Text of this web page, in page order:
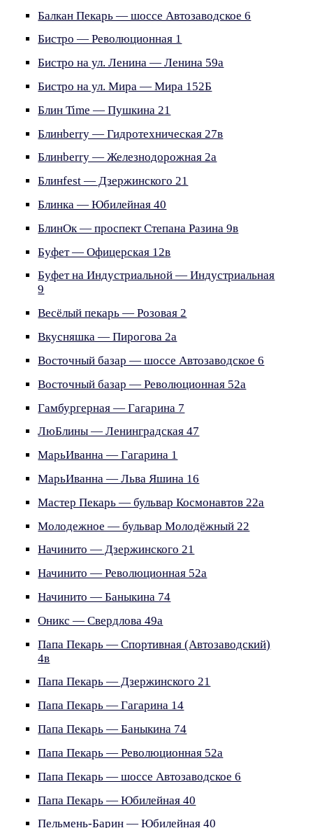
Балкан Пекарь — шоссе Автозаводское 6
Бистро — Революционная 1
Бистро на ул. Ленина — Ленина 59а
Бистро на ул. Мира — Мира 152Б
Блин Time — Пушкина 21
Блинberry — Гидротехническая 27в
Блинberry — Железнодорожная 2а
Блинfest — Дзержинского 21
Блинка — Юбилейная 40
БлинОк — проспект Степана Разина 9в
Буфет — Офицерская 12в
Буфет на Индустриальной — Индустриальная
9
Весёлый пекарь — Розовая 2
Вкусняшка — Пирогова 2а
Восточный базар — шоссе Автозаводское 6
Восточный базар — Революционная 52а
Гамбургерная — Гагарина 7
ЛюБлины — Ленинградская 47
МарьИванна — Гагарина 1
МарьИванна — Льва Яшина 16
Мастер Пекарь — бульвар Космонавтов 22а
Молодежное — бульвар Молодёжный 22
Начинито — Дзержинского 21
Начинито — Революционная 52а
Начинито — Баныкина 74
Оникс — Свердлова 49а
Папа Пекарь — Спортивная (Автозаводский)
4в
Папа Пекарь — Дзержинского 21
Папа Пекарь — Гагарина 14
Папа Пекарь — Баныкина 74
Папа Пекарь — Революционная 52а
Папа Пекарь — шоссе Автозаводское 6
Папа Пекарь — Юбилейная 40
Пельмень-Барин — Юбилейная 40